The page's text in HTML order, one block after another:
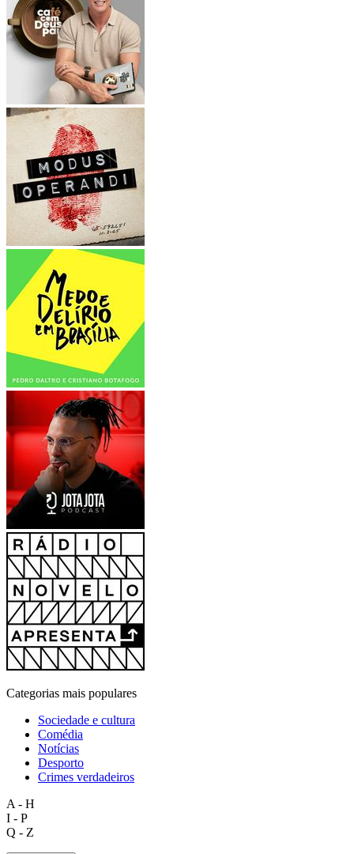
Categorias mais populares
Sociedade e cultura
Comédia
Notícias
Desporto
Crimes verdadeiros
A - H
I - P
Q - Z